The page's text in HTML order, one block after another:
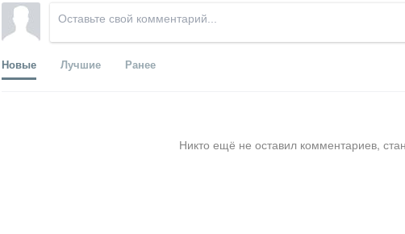
Новые Лучшие Ранее
Никто ещё не оставил комментариев,